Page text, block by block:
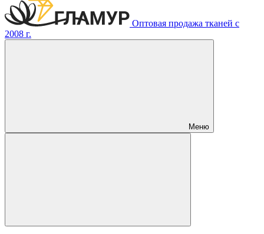
Оптовая продажа тканей с
2008 г.
Меню